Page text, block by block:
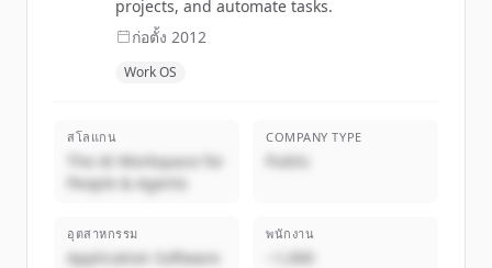
projects, and automate tasks.
ก่อตั้ง 2012
Work OS
สโลแกน
The AI Workspace for
People & Agents
COMPANY TYPE
Public
อุตสาหกรรม
Application Software
พนักงาน
~1,000